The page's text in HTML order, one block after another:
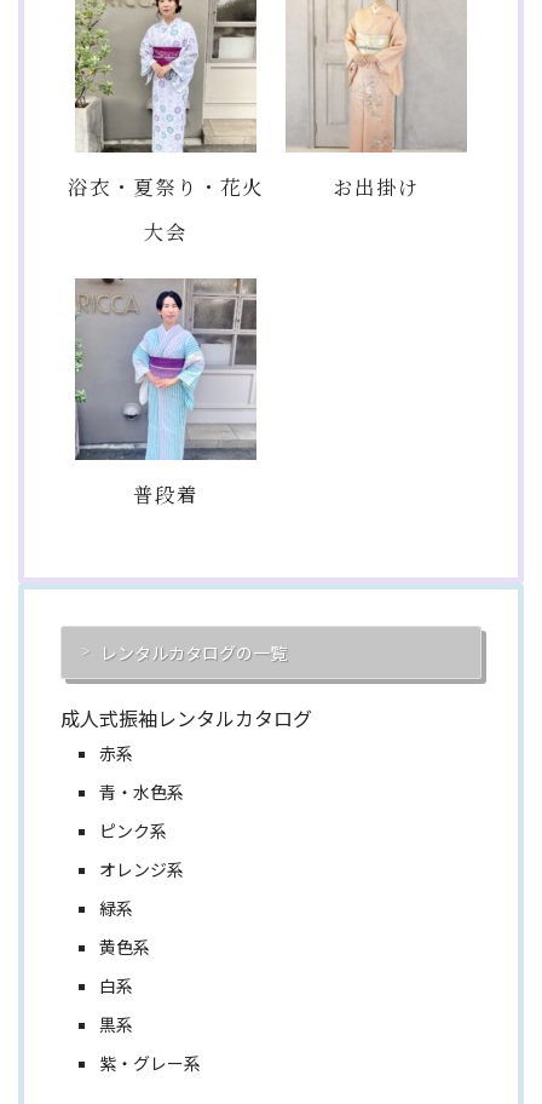
浴衣・夏祭り・花火
大会
お出掛け
普段着
レンタルカタログの一覧
成人式振袖レンタルカタログ
赤系
青・水色系
ピンク系
オレンジ系
緑系
黄色系
白系
黒系
紫・グレー系